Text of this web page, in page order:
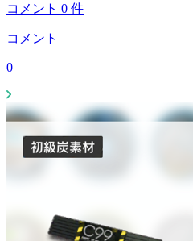
コメント 0 件
コメント
0